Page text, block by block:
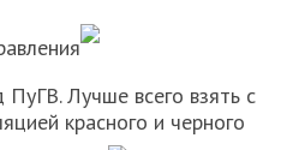
Лучше всего взять с
красного и черного